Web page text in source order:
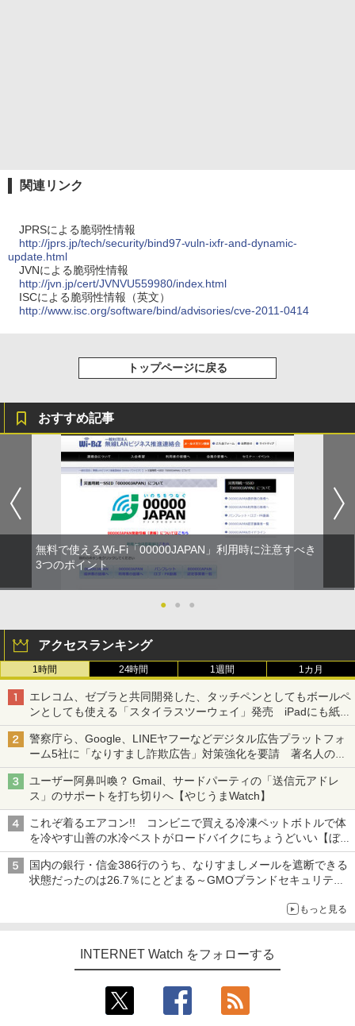
関連リンク
JPRSによる脆弱性情報
http://jprs.jp/tech/security/bind97-vuln-ixfr-and-dynamic-
update.html
JVNによる脆弱性情報
http://jvn.jp/cert/JVNVU559980/index.html
ISCによる脆弱性情報（英文）
http://www.isc.org/software/bind/advisories/cve-2011-0414
トップページに戻る
おすすめ記事
無料で使えるWi-Fi「00000JAPAN」利用時に注意すべき
3つのポイント
● ● ●
アクセスランキング
1時間 24時間 1週間 1カ月
エレコム、ゼブラと共同開発した、タッチペンとしてもボールペ
ンとしても使える「スタイラスツーウェイ」発売 iPadにも紙に
も、持ち替えずに書き込める
警察庁ら、Google、LINEヤフーなどデジタル広告プラットフォ
ーム5社に「なりすまし詐欺広告」対策強化を要請 著名人の写
真や映像を使った投資詐欺などへの対策として
ユーザー阿鼻叫喚？ Gmail、サードパーティの「送信元アドレ
ス」のサポートを打ち切りへ【やじうまWatch】
これぞ着るエアコン!! コンビニで買える冷凍ペットボトルで体
を冷やす山善の水冷ベストがロードバイクにちょうどいい【ぼっ
ち・ざ・ろーど！その14】【空いた時間でなにしてる？】
国内の銀行・信金386行のうち、なりすましメールを遮断できる
状態だったのは26.7％にとどまる～GMOブランドセキュリティ
もっと見る
INTERNET Watch をフォローする